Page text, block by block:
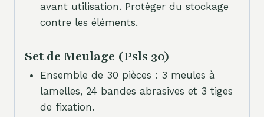
avant utilisation. Protéger du stockage
contre les éléments.
Set de Meulage (Psls 30)
Ensemble de 30 pièces : 3 meules à
lamelles, 24 bandes abrasives et 3 tiges
de fixation.